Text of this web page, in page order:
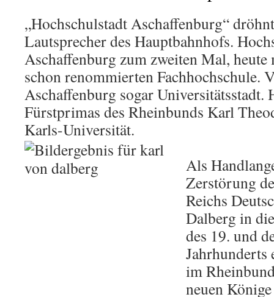
„Hochschulstadt Aschaffenburg“
Lautsprecher des Hauptbahnhofs.
Aschaffenburg zum zweiten Mal,
schon renommierten Fachhochschule.
Aschaffenburg sogar Universitätsstadt.
Fürstprimas des Rheinbunds Karl
Karls-Universität.
Als
Zerstörung
Reichs
Dalberg in
des 19. und
Jahrhunderts
im
neuen